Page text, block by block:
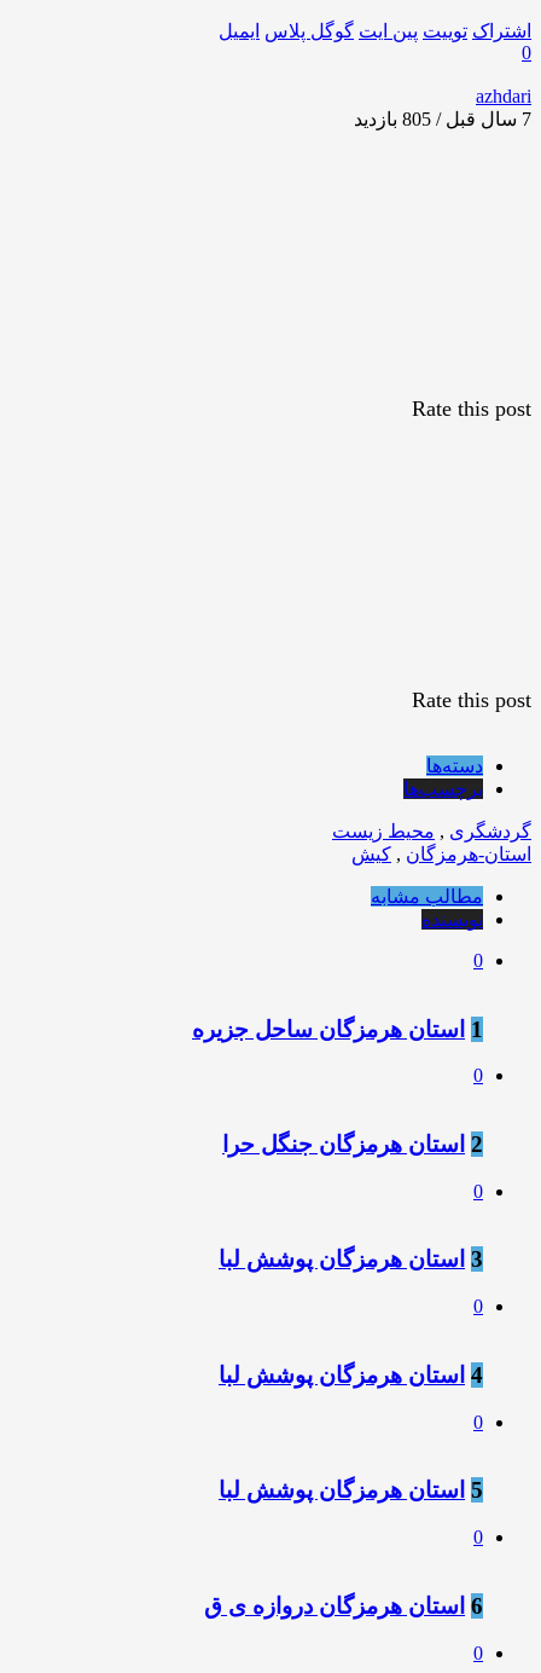
اشتراک توییت پین ایت گوگل‌ پلاس ایمیل
0
azhdari
7 سال قبل / 805
بازدید
Rate this post
Rate this post
دسته‌ها
برچسب‌ها
گردشگری , محیط زیست
استان-هرمزگان , کیش
مطالب مشابه
نویسنده
0
1 استان هرمزگان ساحل جزیره
0
2 استان هرمزگان جنگل حرا
0
3 استان هرمزگان پوشش لبا
0
4 استان هرمزگان پوشش لبا
0
5 استان هرمزگان پوشش لبا
0
6 استان هرمزگان دروازه ی ق
0